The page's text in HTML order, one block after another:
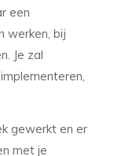
een
werken, bij
Je zal
gewerkt en er
met je